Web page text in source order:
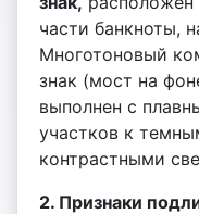
части банкноты,
Многотоновый
знак (мост на
выполнен с
участков к
контрастными
2. Признаки